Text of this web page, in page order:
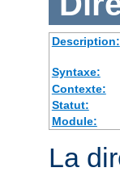
Description:
Syntaxe:
Contexte:
Statut:
Module:
La